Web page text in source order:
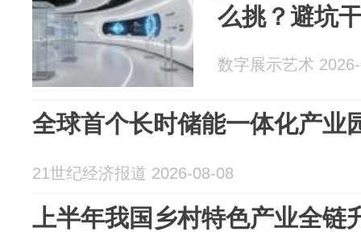
么挑？避坑
数字展示艺术
全球首个长时储能一体化产业
21世纪经济报道 2026-08-08
上半年我国乡村特色产业全链